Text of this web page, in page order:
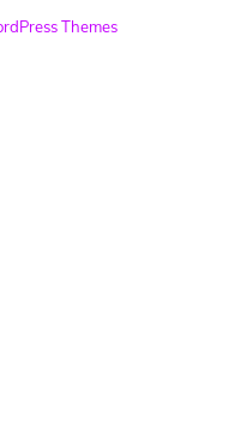
Themes